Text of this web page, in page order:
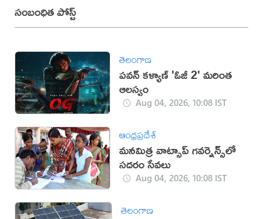
సంబంధిత పోస్ట్
తెలంగాణ
పవన్ కళ్యాణ్ 'ఓజీ 2' మరింత
ఆలస్యం
Aug 04, 2026, 10:08 IST
ఆంధ్రప్రదేశ్
మ‌న‌మిత్ర వాట్సాప్ గ‌వ‌ర్నెన్స్‌లో
స‌ద‌రం సేవ‌లు
Aug 04, 2026, 10:08 IST
తెలంగాణ